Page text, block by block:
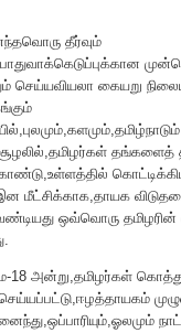
தீர்வும்
செய்யவியலா கையறு
மீட்சிக்காக,தாயக
ஒவ்வொரு தமிழரின்
18 அன்று,தமிழர்கள்